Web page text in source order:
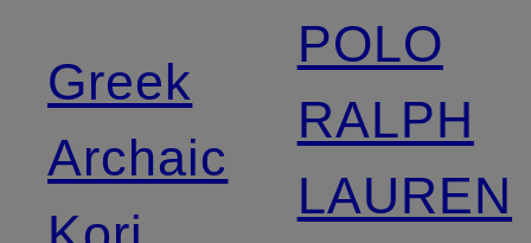
Greek
Archaic
POLO
RALPH
LAUREN